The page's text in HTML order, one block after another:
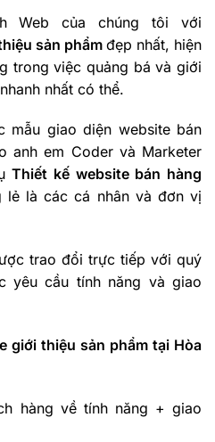
Web của chúng tôi với
sản phẩm đẹp nhất, hiện
trong việc quảng bá và giới
nhất có thể.
mẫu giao diện website bán
anh em Coder và Marketer
Thiết kế website bán hàng
lẻ là các cá nhân và đơn vị
trao đổi trực tiếp với quý
yêu cầu tính năng và giao
giới thiệu sản phẩm tại Hòa
hàng về tính năng + giao